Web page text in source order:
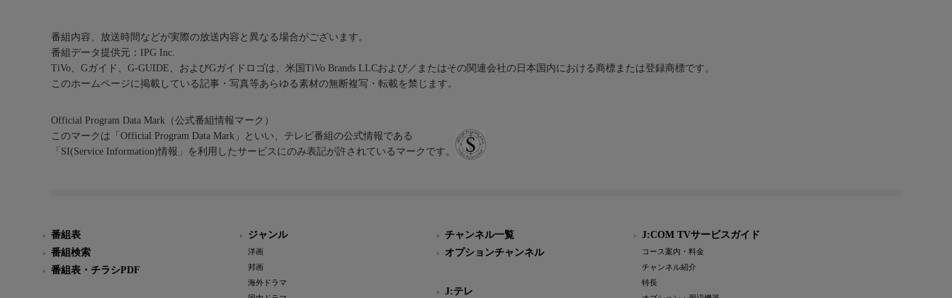
番組内容、放送時間などが実際の放送内容と異なる場合がございます。
番組データ提供元：IPG Inc.
TiVo、Gガイド、G-GUIDE、およびGガイドロゴは、米国TiVo Brands LLCおよび／またはその関連会社の日本国内における商標または登録商標です。
このホームページに掲載している記事・写真等あらゆる素材の無断複写・転載を禁じます。
Official Program Data Mark（公式番組情報マーク）
このマークは「Official Program Data Mark」といい、テレビ番組の公式情報である
「SI(Service Information)情報」を利用したサービスにのみ表記が許されているマークです。
番組表
番組検索
番組表・チラシPDF
ジャンル
洋画
邦画
海外ドラマ
チャンネル一覧
オプションチャンネル
J:テレ
J:COM TVサービスガイド
コース案内・料金
チャンネル紹介
特長